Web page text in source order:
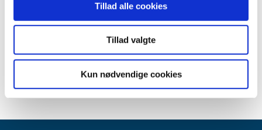
Tillad alle cookies
Tillad valgte
Kun nødvendige cookies
2008 (8)
2006 (9)